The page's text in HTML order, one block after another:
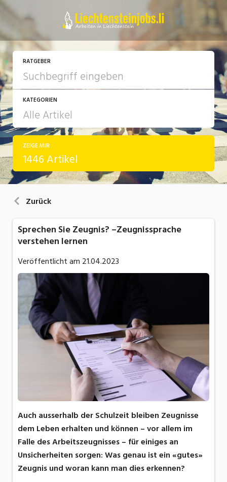
RATGEBER
KATEGORIEN
Arbeit
Ausbildung / Weiterbildung
ZEIGE MIR
1446 Artikel
Zurück
Sprechen Sie Zeugnis? –Zeugnissprache
verstehen lernen
Veröffentlicht am 21.04.2023
Auch ausserhalb der Schulzeit bleiben Zeugnisse
dem Leben erhalten und können – vor allem im
Falle des Arbeitszeugnisses – für einiges an
Unsicherheiten sorgen: Was genau ist ein «gutes»
Zeugnis und woran kann man dies erkennen?